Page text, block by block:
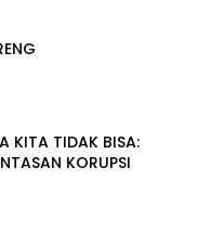
KITA TIDAK BISA:
KORUPSI